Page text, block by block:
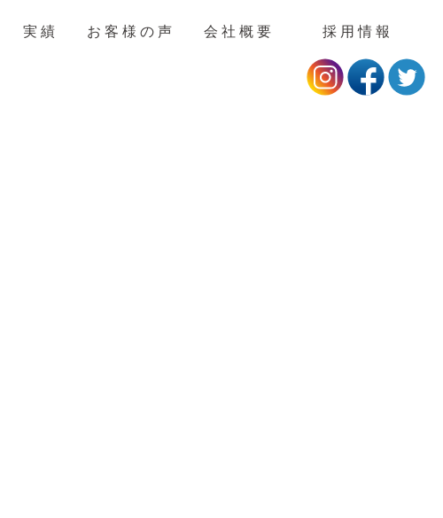
実績 お客様の声 会社概要 採用情報